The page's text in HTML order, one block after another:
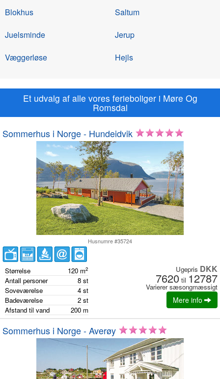
Blokhus
Juelsminde
Væggerløse
Saltum
Jerup
Hejls
Et udvalg af alle vores ferieboliger i Møre Og
Romsdal
Sommerhus i Norge - Hundeidvik
Husnumre #35724
Størrelse 120 m2
Antall personer 8 st
Soveværelse
4 st
Badeværelse
2 st
Afstand til vand
200 m
Ugepris DKK
7620 til 12787
Varierer sæsongmæssigt
Mere info
Sommerhus i Norge - Averøy